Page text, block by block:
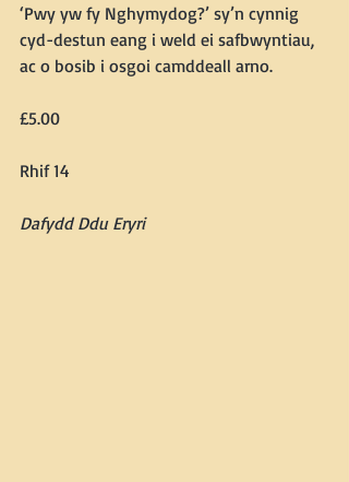
‘Pwy yw fy Nghymydog?’ sy’n cynnig
cyd-destun eang i weld ei safbwyntiau,
ac o bosib i osgoi camddeall arno.
£5.00
Rhif 14
Dafydd Ddu Eryri